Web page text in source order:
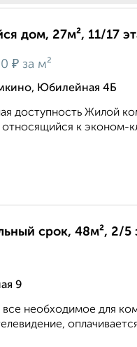
дом, 27м², 11/17
₽ за м²
Юбилейная 4Б
доступность Жилой
к эконом-
срок, 48м², 2/5
9
необходимое для